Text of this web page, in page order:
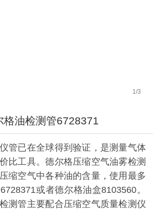
1 /3
格油检测管6728371
管已在全球得到验证，是测量气体
比工具。德尔格压缩空气油雾检测
缩空气中各种油的含量，使用最多
或者德尔格油盒8103560。
测管主要配合压缩空气质量检测仪